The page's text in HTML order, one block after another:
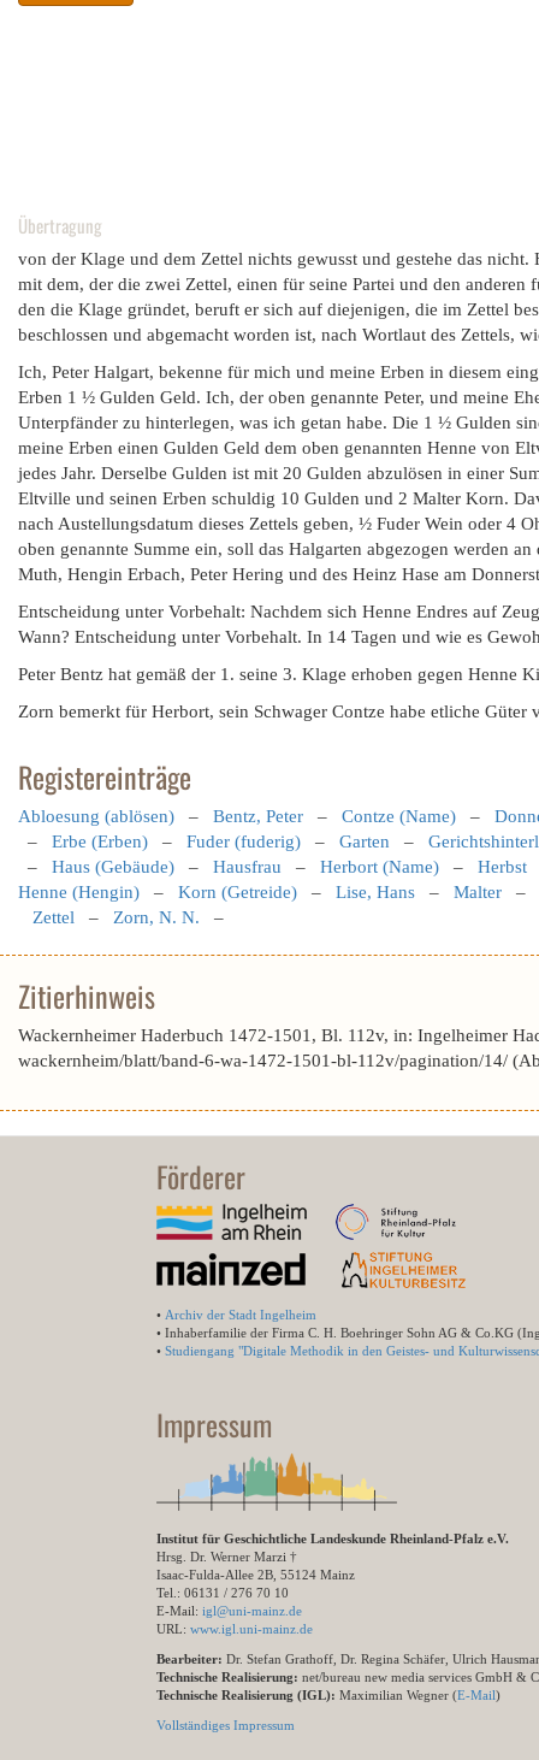
Übertragung
von der Klage und dem Zettel nichts gewusst und gestehe das
mit dem, der die zwei Zettel, einen für seine Partei und den
den die Klage gründet, beruft er sich auf diejenigen, die im Zettel
beschlossen und abgemacht worden ist, nach Wortlaut des Zettels,
Ich, Peter Halgart, bekenne für mich und meine Erben in diesem
Erben 1 ½ Gulden Geld. Ich, der oben genannte Peter, und meine
Unterpfänder zu hinterlegen, was ich getan habe. Die 1 ½ Gulden
meine Erben einen Gulden Geld dem oben genannten Henne von
jedes Jahr. Derselbe Gulden ist mit 20 Gulden abzulösen in einer
Eltville und seinen Erben schuldig 10 Gulden und 2 Malter Korn.
nach Austellungsdatum dieses Zettels geben, ½ Fuder Wein oder 4
oben genannte Summe ein, soll das Halgarten abgezogen werden
Muth, Hengin Erbach, Peter Hering und des Heinz Hase am
Entscheidung unter Vorbehalt: Nachdem sich Henne Endres auf
Wann? Entscheidung unter Vorbehalt. In 14 Tagen und wie es
Peter Bentz hat gemäß der 1. seine 3. Klage erhoben gegen Henne
Zorn bemerkt für Herbort, sein Schwager Contze habe etliche
Registereinträge
Abloesung (ablösen) – Bentz, Peter – Contze (Name) –
– Erbe (Erben) – Fuder (fuderig) – Garten –
– Haus (Gebäude) – Hausfrau – Herbort (Name) – Herbst
Henne (Hengin) – Korn (Getreide) – Lise, Hans – Malter –
Zettel – Zorn, N. N. –
Zitierhinweis
Wackernheimer Haderbuch 1472-1501, Bl. 112v, in: Ingelheimer
wackernheim/blatt/band-6-wa-1472-1501-bl-112v/pagination/14/
Förderer
• Archiv der Stadt Ingelheim
• Inhaberfamilie der Firma C. H. Boehringer Sohn AG & Co.KG
• Studiengang "Digitale Methodik in den Geistes- und
Impressum
Institut für Geschichtliche Landeskunde Rheinland-Pfalz e.V.
Hrsg. Dr. Werner Marzi †
Isaac-Fulda-Allee 2B, 55124 Mainz
Tel.: 06131 / 276 70 10
E-Mail: igl@uni-mainz.de
URL: www.igl.uni-mainz.de
Bearbeiter: Dr. Stefan Grathoff, Dr. Regina Schäfer, Ulrich
Technische Realisierung: net/bureau new media services GmbH &
Technische Realisierung (IGL): Maximilian Wegner (E-Mail)
Vollständiges Impressum